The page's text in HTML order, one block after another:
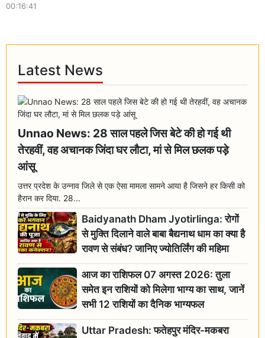
00:16:41
Latest News
Unnao News: 28 साल पहले जिस बेटे की हो गई थी
तेरहवीं, वह अचानक जिंदा घर लौटा, मां से मिल छलक पड़े
आंसू
उत्तर प्रदेश के उन्नाव जिले से एक ऐसा मामला सामने आया है जिसने हर किसी को
हैरान कर दिया. 28...
Baidyanath Dham Jyotirlinga: रोगों
से मुक्ति दिलाने वाले बाबा बैद्यनाथ धाम का क्या है
रावण से संबंध? जानिए ज्योतिर्लिंग की महिमा
आज का राशिफल 07 अगस्त 2026: तुला
समेत इन राशियों को मिलेगा भाग्य का साथ, जानें
सभी 12 राशियों का दैनिक भाग्यफल
Uttar Pradesh: फतेहपुर मंदिर-मकबरा